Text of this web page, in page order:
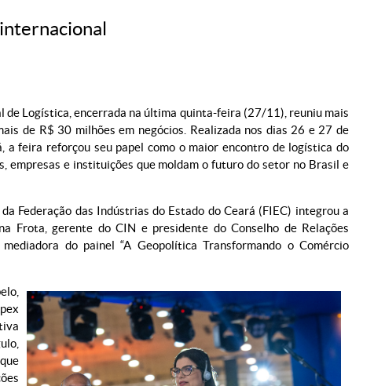
de Logística, encerrada na última quinta-feira (27/11), reuniu mais
de R$ 30 milhões em negócios. Realizada nos dias 26 e 27 de
a feira reforçou seu papel como o maior encontro de logística do
empresas e instituições que moldam o futuro do setor no Brasil e
Federação das Indústrias do Estado do Ceará (FIEC) integrou a
Frota, gerente do CIN e presidente do Conselho de Relações
do painel “A Geopolítica Transformando o Comércio